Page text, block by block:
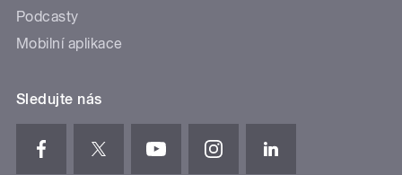
Podcasty
Mobilní aplikace
Sledujte nás